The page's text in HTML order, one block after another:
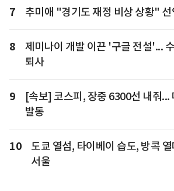
7 추미애 "경기도 재정 비상 상황" 선
8
제미나이 개발 이끈 '구글 전설'...
퇴사
9
[속보] 코스피, 장중 6300선 내줘...
발동
10
도쿄 열섬, 타이베이 습도, 방콕
서울